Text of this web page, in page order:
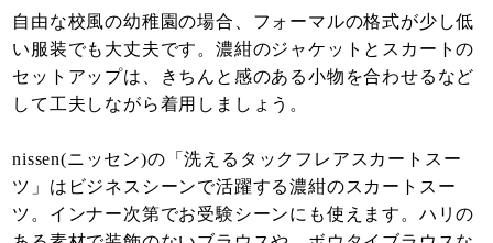
自由な校風の幼稚園の場合、フォーマルの格式が少し低
い服装でも大丈夫です。濃紺のジャケットとスカートの
セットアップは、きちんと感のある小物を合わせるなど
して工夫しながら着用しましょう。
nissen(ニッセン)の「洗えるタックフレアスカートスー
ツ」はビジネスシーンで活躍する濃紺のスカートスー
ツ。インナー次第でお受験シーンにも使えます。ハリの